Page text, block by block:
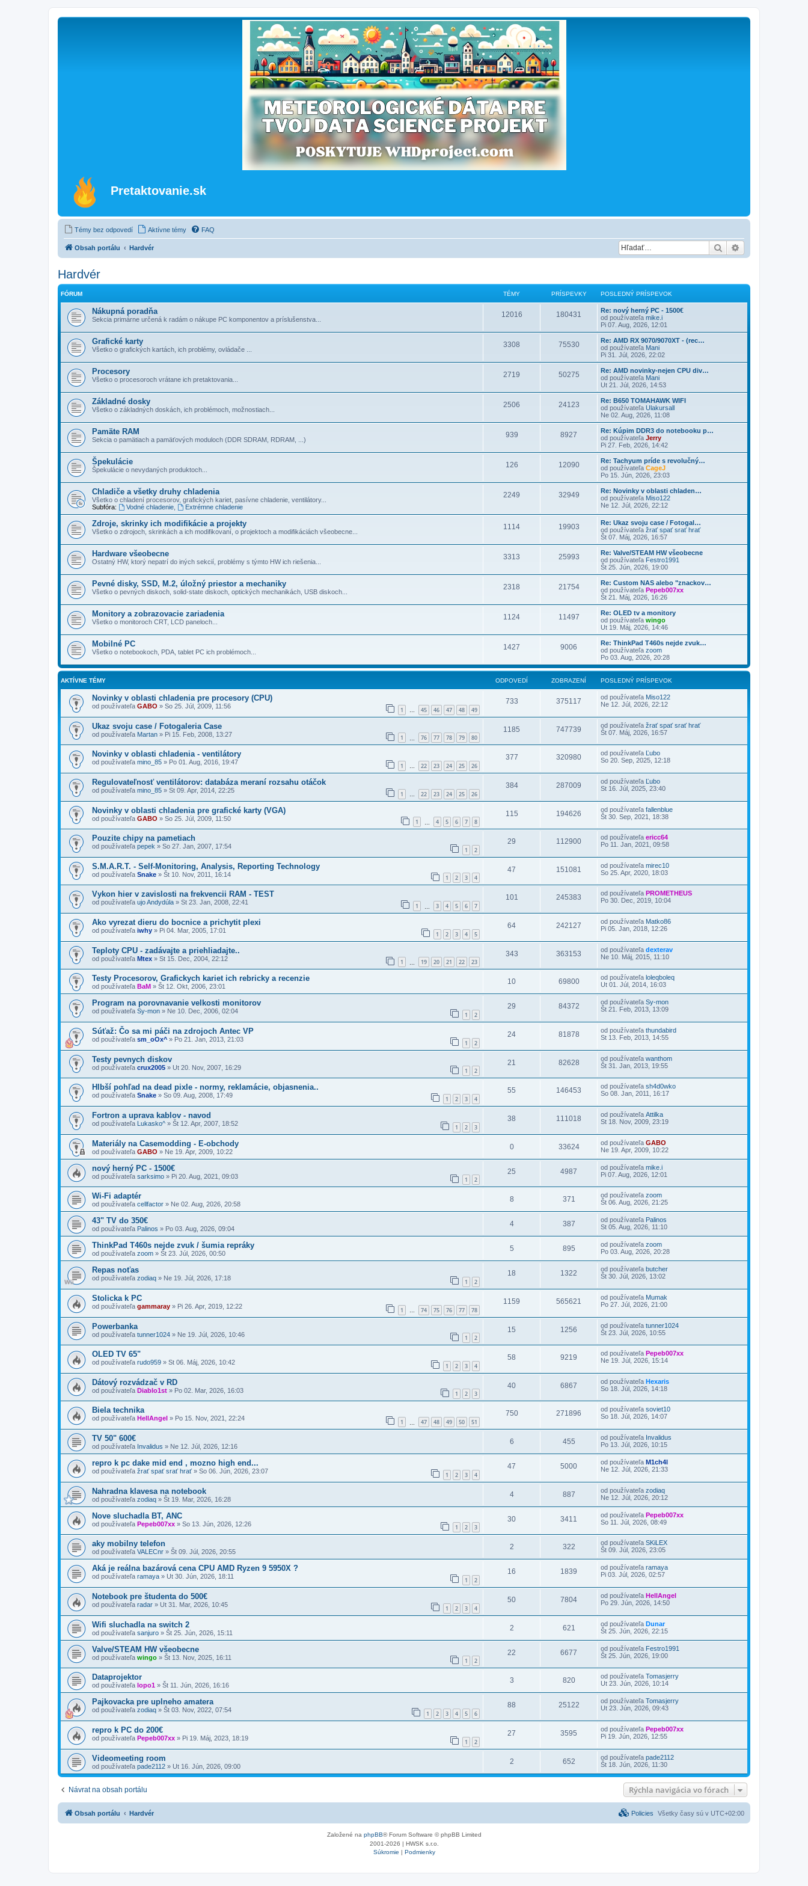
Pretaktovanie.sk
Témy bez odpovedí Aktívne témy FAQ
Obsah portálu Hardvér Hľadať
Hardvér
FÓRUM TÉMY PRÍSPEVKY POSLEDNÝ PRÍSPEVOK
Nákupná poradňa
Sekcia primárne určená k radám o nákupe PC komponentov a príslušenstva...
12016 180431
Re: nový herný PC - 1500€
od používateľa mike.i
Pi 07. Aug, 2026, 12:01
Grafické karty
Všetko o grafických kartách, ich problémy, ovládače ...
3308 75530
Re: AMD RX 9070/9070XT - (rec…
od používateľa Mani
Pi 31. Júl, 2026, 22:02
Procesory
Všetko o procesoroch vrátane ich pretaktovania...
2719 50275
Re: AMD novinky-nejen CPU div…
od používateľa Mani
Ut 21. Júl, 2026, 14:53
Základné dosky
Všetko o základných doskách, ich problémoch, možnostiach...
2506 24123
Re: B650 TOMAHAWK WIFI
od používateľa Ulakursall
Ne 02. Aug, 2026, 11:08
Pamäte RAM
Sekcia o pamätiach a pamäťových moduloch (DDR SDRAM, RDRAM, ...)
939 8927
Re: Kúpim DDR3 do notebooku p…
od používateľa Jerry
Pi 27. Feb, 2026, 14:42
Špekulácie
Špekulácie o nevydaných produktoch...
126 12090
Re: Tachyum príde s revolučný…
od používateľa CageJ
Po 15. Jún, 2026, 23:03
Chladiče a všetky druhy chladenia
Všetko o chladení procesorov, grafických kariet, pasí­vne chladenie, ventilátory...
Subfóra:
Vodné chladenie, Extrémne chladenie
2249 32949
Re: Novinky v oblasti chladen…
od používateľa Miso122
Ne 12. Júl, 2026, 22:12
Zdroje, skrinky ich modifikácie a projekty
Všetko o zdrojoch, skrinkách a ich modifikovaní, o projektoch a modifikáciách všeobecne...
1114 19903
Re: Ukaz svoju case / Fotogal…
od používateľa žrať spať srať hrať
Št 07. Máj, 2026, 16:57
Hardware všeobecne
Ostatný HW, ktorý nepatrí do iných sekcií­, problémy s týmto HW ich riešenia...
3313 25993
Re: Valve/STEAM HW všeobecne
od používateľa Festro1991
Št 25. Jún, 2026, 19:00
Pevné disky, SSD, M.2, úložný priestor a mechaniky
Všetko o pevných diskoch, solid-state diskoch, optických mechanikách, USB diskoch...
2318 21754
Re: Custom NAS alebo "znackov…
od používateľa Pepeb007xx
Št 21. Máj, 2026, 16:26
Monitory a zobrazovacie zariadenia
Všetko o monitoroch CRT, LCD paneloch...
1124 11497
Re: OLED tv a monitory
od používateľa wingo
Ut 19. Máj, 2026, 14:46
Mobilné PC
Všetko o notebookoch, PDA, tablet PC ich problémoch...
1427 9006
Re: ThinkPad T460s nejde zvuk…
od používateľa zoom
Po 03. Aug, 2026, 20:28
AKTÍVNE TÉMY ODPOVEDÍ ZOBRAZENÍ POSLEDNÝ PRÍSPEVOK
Novinky v oblasti chladenia pre procesory (CPU)
od používateľa GABO » So 25. Júl, 2009, 11:56 1 … 45 46 47 48 49
733 375117 od používateľa Miso122
Ne 12. Júl, 2026, 22:12
Ukaz svoju case / Fotogaleria Case
od používateľa Martan » Pi 15. Feb, 2008, 13:27 1 76 77 78 79 80
1185 747739 od používateľa žrať spať srať hrať
Št 07. Máj, 2026, 16:57
Novinky v oblasti chladenia - ventilátory
od používateľa mino_85 » Po 01. Aug, 2016, 19:47 1 … 22 23 24 25 26
377 320980 od používateľa Ľubo
So 20. Sep, 2025, 12:18
Regulovateľnosť ventilátorov: databáza meraní rozsahu otáčok
od používateľa mino_85 » St 09. Apr, 2014, 22:25 1 … 22 23 24 25 26
384 287009 od používateľa Ľubo
St 16. Júl, 2025, 23:40
Novinky v oblasti chladenia pre grafické karty (VGA)
od používateľa GABO » So 25. Júl, 2009, 11:50 1 4 5 6 7 8
115 194626 od používateľa fallenblue
Št 30. Sep, 2021, 18:38
Pouzite chipy na pametiach
od používateľa pepek » So 27. Jan, 2007, 17:54 1 2
29 112900 od používateľa ericc64
Po 11. Jan, 2021, 09:58
S.M.A.R.T. - Self-Monitoring, Analysis, Reporting Technology
od používateľa Snake » Št 10. Nov, 2011, 16:14 1 2 3 4
47 151081 od používateľa mirec10
So 25. Apr, 2020, 18:03
Vykon hier v zavislosti na frekvencii RAM - TEST
od používateľa ujo Andydúla » St 23. Jan, 2008, 22:41 1 3 4 5 6 7
101 245383 od používateľa PROMETHEUS
Po 30. Dec, 2019, 10:04
Ako vyrezat dieru do bocnice a prichytit plexi
od používateľa iwhy » Pi 04. Mar, 2005, 17:01 1 2 3 4 5
64 242127 od používateľa Matko86
Pi 05. Jan, 2018, 12:26
Teploty CPU - zadávajte a priehliadajte..
od používateľa Mtex » St 15. Dec, 2004, 22:12 1 19 20 21 22 23
343 363153 od používateľa dexterav
Ne 10. Máj, 2015, 11:10
Testy Procesorov, Grafickych kariet ich rebricky a recenzie
od používateľa BaM » Št 12. Okt, 2006, 23:01
10 69800 od používateľa loleqboleq
Ut 01. Júl, 2014, 16:03
Program na porovnavanie velkosti monitorov
od používateľa Sy-mon » Ne 10. Dec, 2006, 02:04 1 2
29 84372 od používateľa Sy-mon
Št 21. Feb, 2013, 13:09
Súťaž: Čo sa mi páči na zdrojoch Antec VP
od používateľa sm_oOx^ » Po 21. Jan, 2013, 21:03 1 2
24 81878 od používateľa thundabird
St 13. Feb, 2013, 14:55
Testy pevnych diskov
od používateľa crux2005 » Ut 20. Nov, 2007, 16:29 1 2
21 82628 od používateľa wanthom
Št 31. Jan, 2013, 19:55
Hlbší pohľad na dead pixle - normy, reklamácie, objasnenia..
od používateľa Snake » So 09. Aug, 2008, 17:49 1 2 3 4
55 146453 od používateľa sh4d0wko
So 08. Jan, 2011, 16:17
Fortron a uprava kablov - navod
od používateľa Lukasko^ » Št 12. Apr, 2007, 18:52 1 2 3
38 111018 od používateľa Attilka
St 18. Nov, 2009, 23:19
Materiály na Casemodding - E-obchody
od používateľa GABO » Ne 19. Apr, 2009, 10:22
0 33624 od používateľa GABO
Ne 19. Apr, 2009, 10:22
nový herný PC - 1500€
od používateľa sarksimo » Pi 20. Aug, 2021, 09:03 1 2
25 4987 od používateľa mike.i
Pi 07. Aug, 2026, 12:01
Wi-Fi adaptér
od používateľa cellfactor » Ne 02. Aug, 2026, 20:58
8 371 od používateľa zoom
Št 06. Aug, 2026, 21:25
43" TV do 350€
od používateľa Palinos » Po 03. Aug, 2026, 09:04
4 387 od používateľa Palinos
St 05. Aug, 2026, 11:10
ThinkPad T460s nejde zvuk / šumia repráky
od používateľa zoom » Št 23. Júl, 2026, 00:50
5 895 od používateľa zoom
Po 03. Aug, 2026, 20:28
Repas noťas
od používateľa zodiaq » Ne 19. Júl, 2026, 17:18 1 2
18 1322 od používateľa butcher
Št 30. Júl, 2026, 13:02
Stolicka k PC
od používateľa gammaray » Pi 26. Apr, 2019, 12:22 1 74 75 76 77 78
1159 565621 od používateľa Mumak
Po 27. Júl, 2026, 21:00
Powerbanka
od používateľa tunner1024 » Ne 19. Júl, 2026, 10:46 1 2
15 1256 od používateľa tunner1024
Št 23. Júl, 2026, 10:55
OLED TV 65"
od používateľa rudo959 » St 06. Máj, 2026, 10:42 1 2 3 4
58 9219 od používateľa Pepeb007xx
Ne 19. Júl, 2026, 15:14
Dátový rozvádzač v RD
od používateľa Diablo1st » Po 02. Mar, 2026, 16:03 1 2 3
40 6867 od používateľa Hexaris
So 18. Júl, 2026, 14:18
Biela technika
od používateľa HellAngel » Po 15. Nov, 2021, 22:24 1 47 48 49 50 51
750 271896 od používateľa soviet10
So 18. Júl, 2026, 14:07
TV 50" 600€
od používateľa Invalidus » Ne 12. Júl, 2026, 12:16
6 455 od používateľa Invalidus
Po 13. Júl, 2026, 10:15
repro k pc dake mid end , mozno high end...
od používateľa žrať spať srať hrať» So 06. Jún, 2026, 23:07 1 2 3 4
47 5000 od používateľa M1ch4l
Ne 12. Júl, 2026, 21:33
Nahradna klavesa na notebook
od používateľa zodiaq » Št 19. Mar, 2026, 16:28
4 887 od používateľa zodiaq
Ne 12. Júl, 2026, 20:12
Nove sluchadla BT, ANC
od používateľa Pepeb007xx » So 13. Jún, 2026, 12:26 1 2 3
30 3411 od používateľa Pepeb007xx
So 11. Júl, 2026, 08:49
aky mobilny telefon
od používateľa VALECnr » Št 09. Júl, 2026, 20:55
2 322 od používateľa SKiLEX
Št 09. Júl, 2026, 23:05
Aká je reálna bazárová cena CPU AMD Ryzen 9 5950X ?
od používateľa ramaya » Ut 30. Jún, 2026, 18:11 1 2
16 1839 od používateľa ramaya
Pi 03. Júl, 2026, 02:57
Notebook pre študenta do 500€
od používateľa radar » Ut 31. Mar, 2026, 10:45 1 2 3 4
50 7804 od používateľa HellAngel
Po 29. Jún, 2026, 14:50
Wifi sluchadla na switch 2
od používateľa sanjuro » Št 25. Jún, 2026, 15:11
2 621 od používateľa Dunar
Št 25. Jún, 2026, 22:15
Valve/STEAM HW všeobecne
od používateľa wingo » Št 13. Nov, 2025, 16:11 1 2
22 6677 od používateľa Festro1991
Št 25. Jún, 2026, 19:00
Dataprojektor
od používateľa lopo1 » Št 11. Jún, 2026, 16:16
3 820 od používateľa Tomasjerry
Ut 23. Jún, 2026, 10:14
Pajkovacka pre uplneho amatera
od používateľa zodiaq » Št 03. Nov, 2022, 07:54 1 2 3 4 5 6
88 25122 od používateľa Tomasjerry
Ut 23. Jún, 2026, 09:43
repro k PC do 200€
od používateľa Pepeb007xx » Pi 19. Máj, 2023, 18:19 1 2
27 3595 od používateľa Pepeb007xx
Pi 19. Jún, 2026, 12:55
Videomeeting room
od používateľa pade2112 » Ut 16. Jún, 2026, 09:00
2 652 od používateľa pade2112
Št 18. Jún, 2026, 11:30
Návrat na obsah portálu Rýchla navigácia vo fórach
Obsah portálu Hardvér Všetky časy sú v UTC+02:00
Policies
Založené na phpBB® Forum Software © phpBB Limited
2001-2026 | HWSK s.r.o.
Súkromie | Podmienky